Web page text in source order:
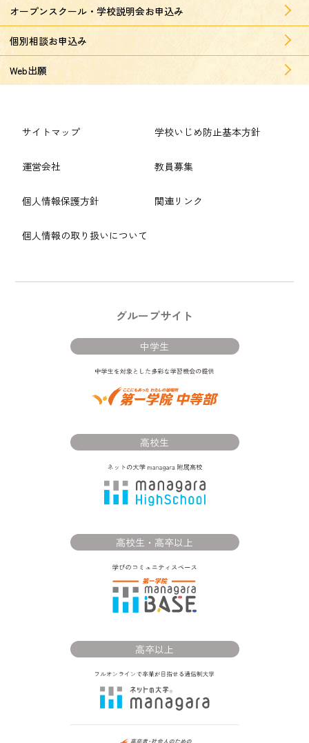
オープンスクール・学校説明会お申込み
個別相談お申込み
Web出願
サイトマップ
運営会社
個人情報保護方針
個人情報の取り扱いについて
学校いじめ防止基本方針
教員募集
関連リンク
グループサイト
中学生
高校生
高校生・高卒以上
高卒以上